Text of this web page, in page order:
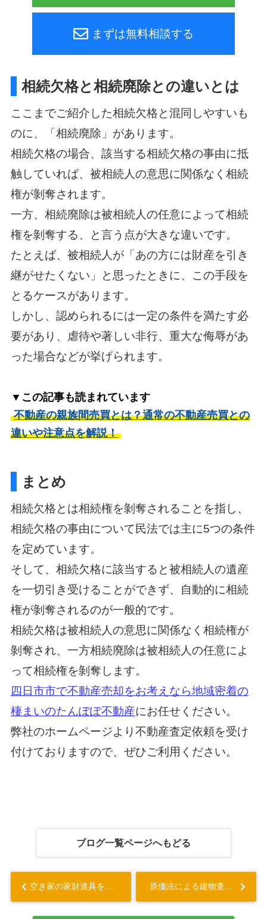
まずは無料相談する
相続欠格と相続廃除との違いとは
ここまでご紹介した相続欠格と混同しやすいも
のに、「相続廃除」があります。
相続欠格の場合、該当する相続欠格の事由に抵
触していれば、被相続人の意思に関係なく相続
権が剝奪されます。
一方、相続廃除は被相続人の任意によって相続
権を剝奪する、と言う点が大きな違いです。
たとえば、被相続人が「あの方には財産を引き
継がせたくない」と思ったときに、この手段を
とるケースがあります。
しかし、認められるには一定の条件を満たす必
要があり、虐待や著しい非行、重大な侮辱があ
った場合などが挙げられます。
▼この記事も読まれています
不動産の親族間売買とは？通常の不動産売買との
違いや注意点を解説！
まとめ
相続欠格とは相続権を剝奪されることを指し、
相続欠格の事由について民法では主に5つの条件
を定めています。
そして、相続欠格に該当すると被相続人の遺産
を一切引き受けることができず、自動的に相続
権が剝奪されるのが一般的です。
相続欠格は被相続人の意思に関係なく相続権が
剝奪され、一方相続廃除は被相続人の任意によ
って相続権を剝奪します。
四日市市で不動産売却をお考えなら地域密着の
棲まいのたんぽぽ不動産にお任せください。
弊社のホームページより不動産査定依頼を受け
付けておりますので、ぜひご利用ください。
ブログ一覧ページへもどる
空き家の家財道具を処分する方法は？かかる費用についてもご紹介... 原価法による建物査定とは？長期優良住宅のメリットもご紹介！...